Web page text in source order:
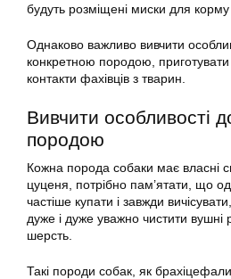
будуть розміщені миски для корму
Однаково важливо вивчити
конкретною породою, приготувати
контакти фахівців з тварин.
Вивчити особливості
породою
Кожна порода собаки має власні
цуценя, потрібно пам’ятати, що
частіше купати і завжди
дуже і дуже уважно чистити вушні
шерсть.
Такі породи собак, як